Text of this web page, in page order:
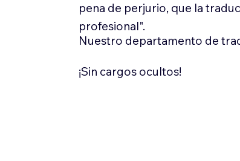
pena de perjurio, que la
profesional".
Nuestro departamento de
¡Sin cargos ocultos!